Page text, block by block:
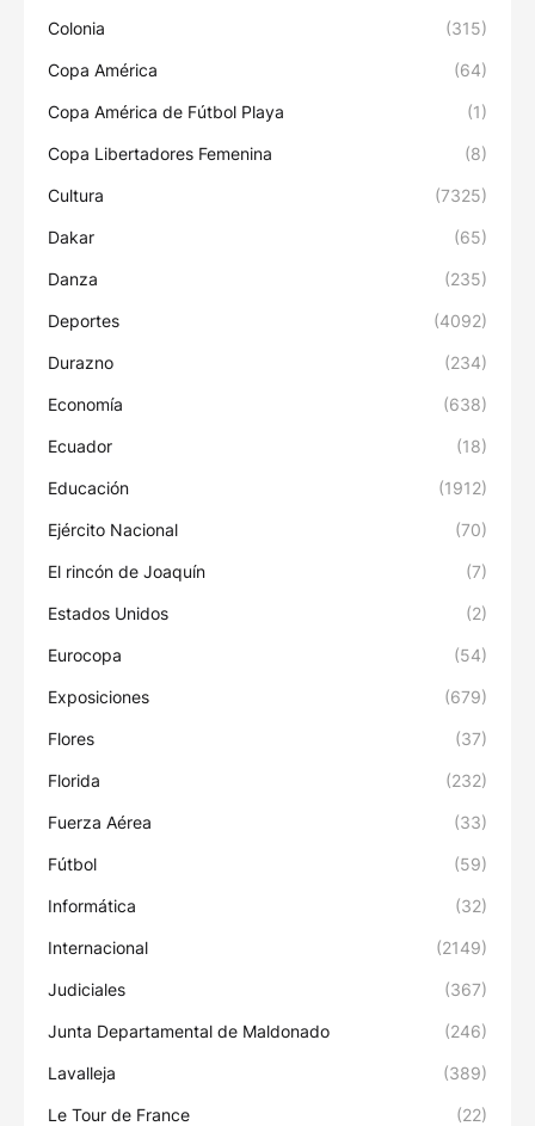
Colonia (315)
Copa América (64)
Copa América de Fútbol Playa (1)
Copa Libertadores Femenina (8)
Cultura (7325)
Dakar (65)
Danza (235)
Deportes (4092)
Durazno (234)
Economía (638)
Ecuador (18)
Educación (1912)
Ejército Nacional (70)
El rincón de Joaquín (7)
Estados Unidos (2)
Eurocopa (54)
Exposiciones (679)
Flores (37)
Florida (232)
Fuerza Aérea (33)
Fútbol (59)
Informática (32)
Internacional (2149)
Judiciales (367)
Junta Departamental de Maldonado (246)
Lavalleja (389)
Le Tour de France (22)